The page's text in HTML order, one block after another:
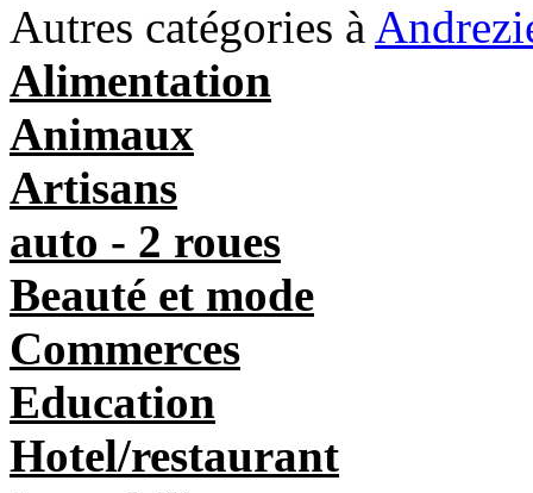
Autres catégories à
Alimentation
Animaux
Artisans
auto - 2 roues
Beauté et mode
Commerces
Education
Hotel/restaurant